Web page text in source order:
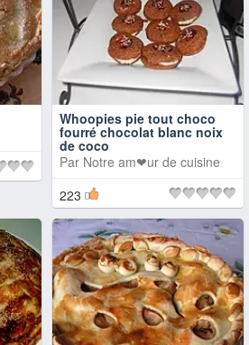
Whoopies pie tout choco
fourré chocolat blanc noix
de coco
Par Notre am❤ur de cuisine
223